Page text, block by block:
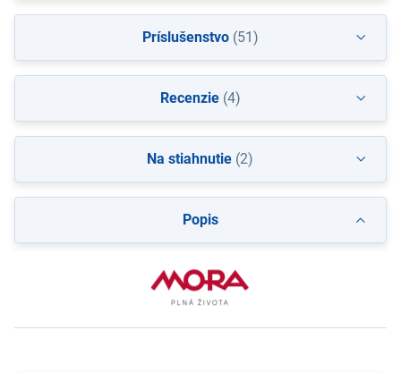
Popis
Príslušenstvo(51)
Recenzie(4)
Na stiahnutie (2)